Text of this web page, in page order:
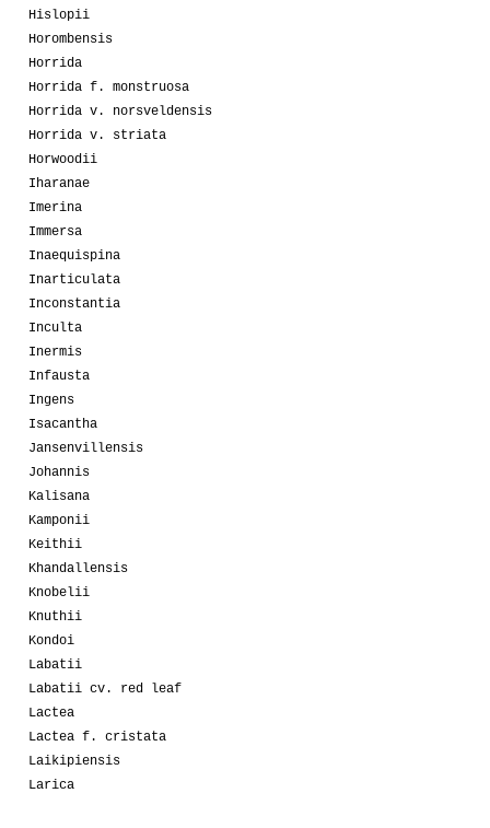
Hislopii
Horombensis
Horrida
Horrida f. monstruosa
Horrida v. norsveldensis
Horrida v. striata
Horwoodii
Iharanae
Imerina
Immersa
Inaequispina
Inarticulata
Inconstantia
Inculta
Inermis
Infausta
Ingens
Isacantha
Jansenvillensis
Johannis
Kalisana
Kamponii
Keithii
Khandallensis
Knobelii
Knuthii
Kondoi
Labatii
Labatii cv. red leaf
Lactea
Lactea f. cristata
Laikipiensis
Larica